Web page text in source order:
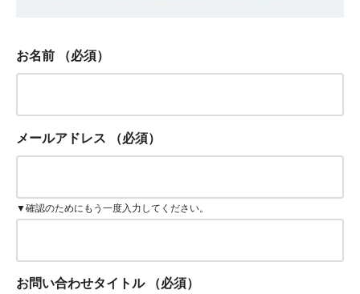
お名前 （必須）
メールアドレス （必須）
▼確認のためにもう一度入力してください。
お問い合わせタイトル （必須）